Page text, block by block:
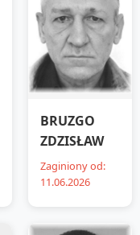
BRUZGO
ZDZISŁAW
Zaginiony od:
11.06.2026